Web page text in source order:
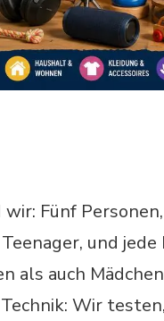
Fünf
und
als auch
Wir